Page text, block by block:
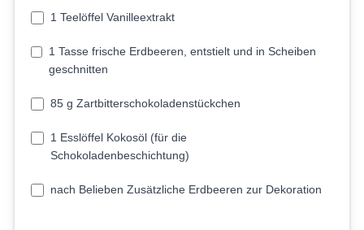
1 Teelöffel Vanilleextrakt
1 Tasse frische Erdbeeren, entstielt und in Scheiben
geschnitten
85 g Zartbitterschokoladenstückchen
1 Esslöffel Kokosöl (für die
Schokoladenbeschichtung)
nach Belieben Zusätzliche Erdbeeren zur Dekoration